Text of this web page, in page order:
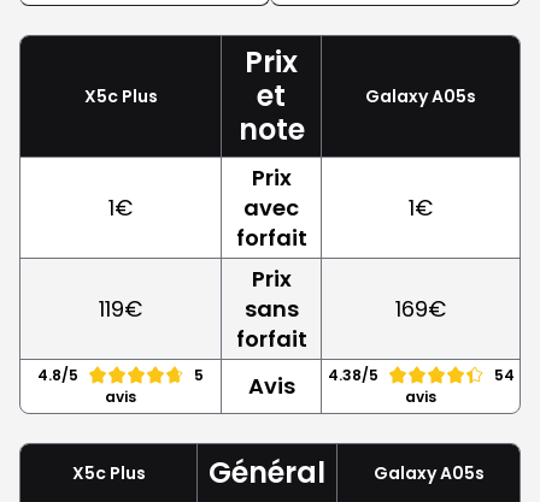
X5c Plus
Prix
et
note
Galaxy A05s
1€
Prix
avec
forfait
1€
119€
Prix
sans
forfait
169€
4.8/5
5
avis
Avis 4.38/5
54
avis
X5c Plus Général Galaxy A05s